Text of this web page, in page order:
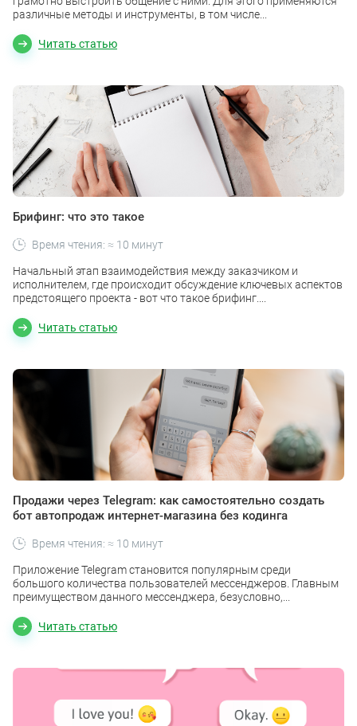
различные методы и инструменты, в том числе...
Читать статью
Брифинг: что это такое
Начальный этап взаимодействия между заказчиком и
исполнителем, где происходит обсуждение ключевых аспектов
предстоящего проекта - вот что такое брифинг....
Читать статью
Время чтения: ≈ 10 минут
Продажи через Telegram: как самостоятельно создать
бот автопродаж интернет-магазина без кодинга
Приложение Telegram становится популярным среди
большого количества пользователей мессенджеров. Главным
преимуществом данного мессенджера, безусловно,...
Читать статью
Время чтения: ≈ 10 минут